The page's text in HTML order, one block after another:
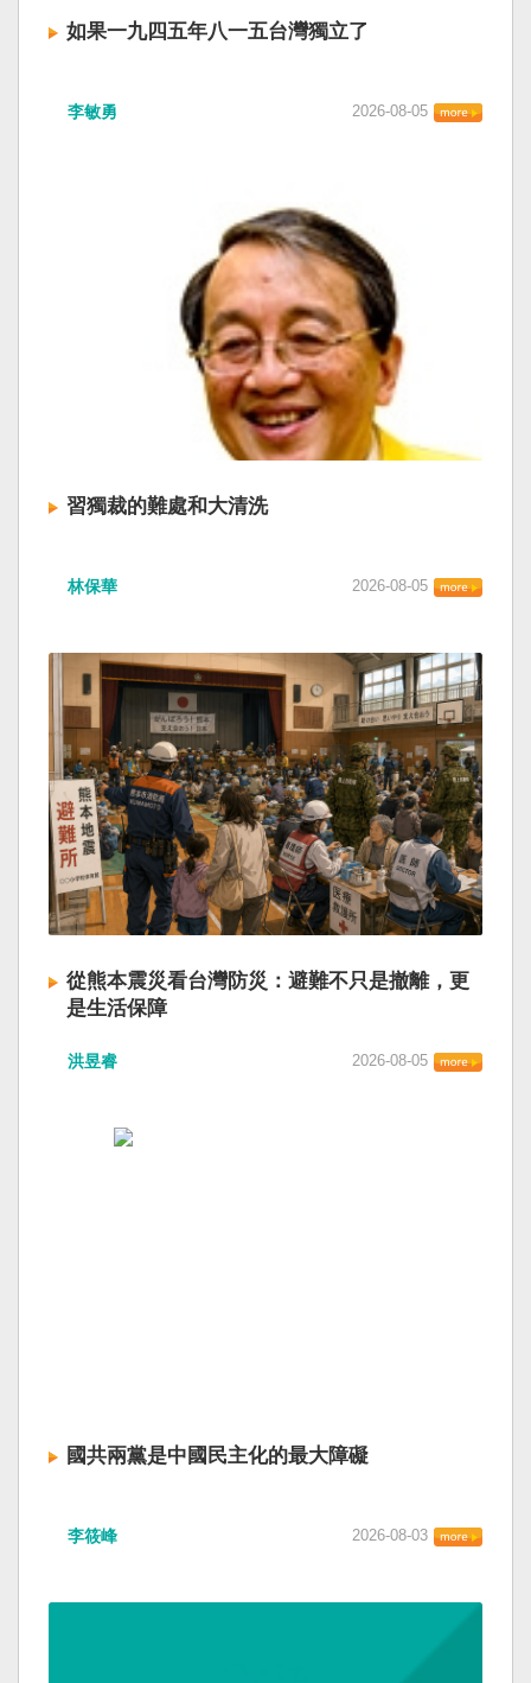
如果一九四五年八一五台灣獨立了
李敏勇 2026-08-05
習獨裁的難處和大清洗
林保華 2026-08-05
從熊本震災看台灣防災：避難不只是撤離，更
是生活保障
洪昱睿 2026-08-05
國共兩黨是中國民主化的最大障礙
李筱峰 2026-08-03